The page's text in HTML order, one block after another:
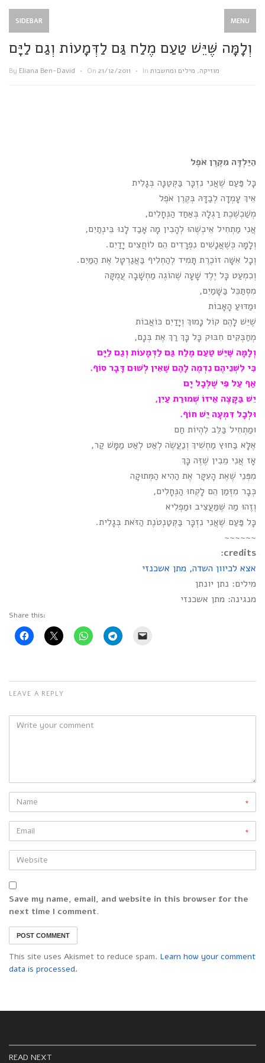
SIDEBAR MENU
וְלָמָּה שֶּׁיֵּשׁ טַעַם מֶלַח גַּם לַדְּמָעוֹת וְגַם לַיָּם
By Eliana Ben-David • On 21/12/2011 • In מוזיקה, מילים ומחשבות
הַיַּלְדָּה מִקֶּרֶן אֹפֶל
כָּל פַּעַם שֶׁאֲנִי נִזְכָּר בַּקְּטַנָּה בְּגָלִית
אֵיךְ עָמְדָה לְבַדָּהּ בְּקֶרֶן אֹפֶל
מְשַׁכְשֶׁכֶת רַגְלָהּ בְּאַחַד הַנְּחָלִים,
אֲנִי מַתְחִיל אֵיכְשֶׁהוּ לְהָבִין מָה אָבַד לָנוּ בֵּינְתַיִם,
וְלָמָּה כְּשֶׁאֲנָשִׁים נִפְרָדִים הֵם לוֹחֲצִים יָדַיִם.
וְכָל אִשָּׁה זוֹכֶרֶת תָּמִיד לְהַחְלִיף בַּאֲגַרְטָל אֶת הַמַּיִם.
וְכִמְעַט כָּל יֶלֶד שָׁעָה שֶׁהוֹגֶה מַחְשָׁבָה עֲמֻקָּה
מִסְתַּכֵּל בַּשָּׁמַיִם,
וּמַדּוּעַ הָאָבוֹת
שֶׁיֵּשׁ לָהֶם קוֹל נָמוּךְ וְיָדַיִם כּוֹאֲבוֹת
מְחַבְּקִים חִבּוּק כָּל כָּךְ רַךְ אֶת בְּנָם,
וְלָמָּה שֶּׁיֵּשׁ טַעַם מֶלַח גַּם לַדְּמָעוֹת וְגַם לַיָּם
כִּי לִשְׁנֵיהֶם נִדְמֶה לָהֶם שֶׁאֵין לְשׁוּם דָּבָר סוֹף.
אַף עַל פִּי שֶׁלְּכָל יָם
יֵשׁ בַּקָּצֶה אֵיזוֹ שְׁמוּרַת עַיִן,
וּלְכָל דִּמְעָה יֵשׁ חוֹף.
וּמַתְחִיל בַּלֵּב לִהְיוֹת חַם
אֶלָּא בַּחוּץ מַחְשִׁיךְ וְנַעֲשֶׂה לְאַט לְאַט מַמָּשׁ קַר,
אָז אֲנִי מֵבִין שֶׁזֶּה כָּךְ
מִפְּנֵי שֶׁאֶת הָעִקָּר אֶת הַהִיא הַמְּתוּקָה
כְּבָר מִזְּמַן הֵם לָקְחוּ הַנְּחָלִים,
וְזֶהוּ מַה שֶּׁמַּעֲצִיב וּמַפְלִיא
כָּל פַּעַם שֶׁאֲנִי נִזְכָּר בַּקְּטַנְטֹנֶת הַזֹּאת בְּגָלִית.
~~~~~~
credits:
אצא לכיוון השדה, מתן אשכנזי
מילים: נתן יונתן
מנגינה: מתן אשכנזי
Share this:
LEAVE A REPLY
*
*
Save my name, email, and website in this browser for the
next time I comment.
This site uses Akismet to reduce spam. Learn how your comment
data is processed.
READ NEXT